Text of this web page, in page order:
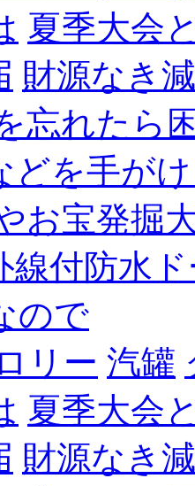
夏季大会
財源なき
忘れたら
どを手が
お宝発掘
線付防水
ので
リー 汽罐
夏季大会
財源なき